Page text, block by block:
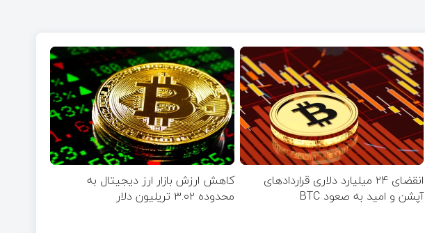
انقضای ۲۴ میلیارد دلاری قرارداد‌های
آپشن‌ و امید به صعود BTC
کاهش ارزش بازار ارز دیجیتال به
محدوده ۳.۰۲ تریلیون دلار